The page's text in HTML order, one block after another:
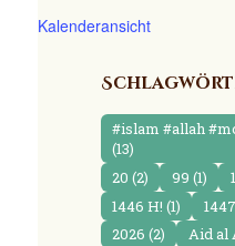
Kalenderansicht
#islam #allah
(13)
20 (2) 99 (1)
1446 H! (1) 1447
2026 (2) Aid al